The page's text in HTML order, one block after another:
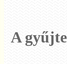
A